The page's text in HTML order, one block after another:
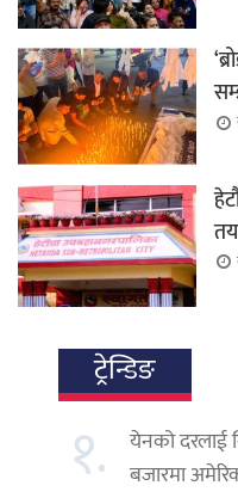
ट्रेन्डिङ
१.
येनको दरलाई
बजारमा